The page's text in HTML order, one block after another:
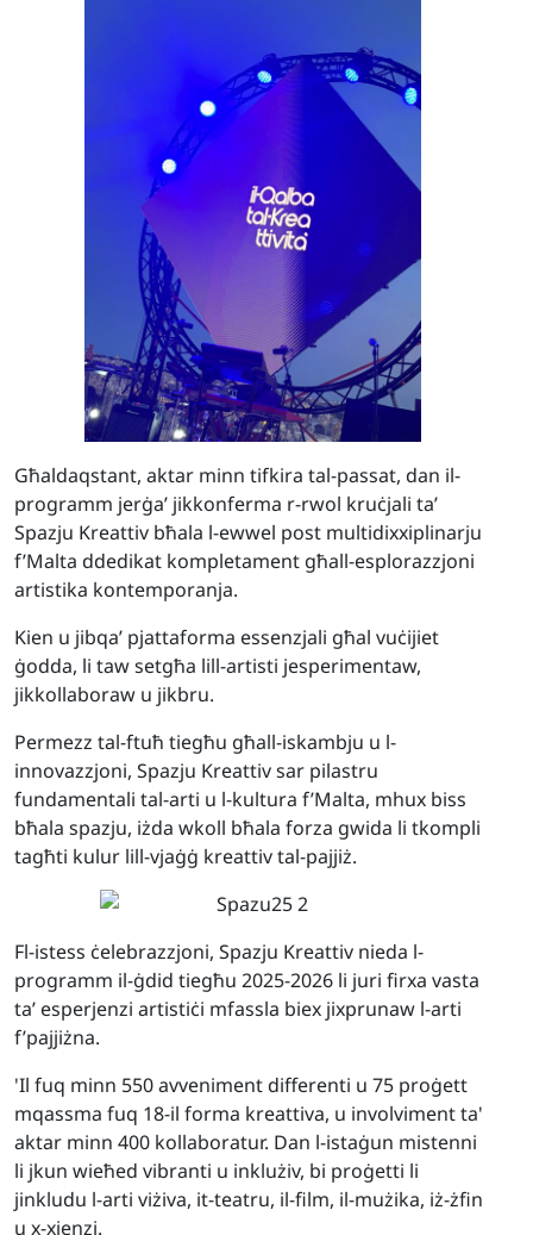
Għaldaqstant, aktar minn tifkira tal-passat, dan il-
programm jerġa’ jikkonferma r-rwol kruċjali ta’
Spazju Kreattiv bħala l-ewwel post multidixxiplinarju
f’Malta ddedikat kompletament għall-esplorazzjoni
artistika kontemporanja.
Kien u jibqa’ pjattaforma essenzjali għal vuċijiet
ġodda, li taw setgħa lill-artisti jesperimentaw,
jikkollaboraw u jikbru.
Permezz tal-ftuħ tiegħu għall-iskambju u l-
innovazzjoni, Spazju Kreattiv sar pilastru
fundamentali tal-arti u l-kultura f’Malta, mhux biss
bħala spazju, iżda wkoll bħala forza gwida li tkompli
tagħti kulur lill-vjaġġ kreattiv tal-pajjiż.
Fl-istess ċelebrazzjoni, Spazju Kreattiv nieda l-
programm il-ġdid tiegħu 2025-2026 li juri firxa vasta
ta’ esperjenzi artistiċi mfassla biex jixprunaw l-arti
f’pajjiżna.
'Il fuq minn 550 avveniment differenti u 75 proġett
mqassma fuq 18-il forma kreattiva, u involviment ta'
aktar minn 400 kollaboratur. Dan l-istaġun mistenni
li jkun wieħed vibranti u inklużiv, bi proġetti li
jinkludu l-arti viżiva, it-teatru, il-film, il-mużika, iż-żfin
u x-xjenzi.